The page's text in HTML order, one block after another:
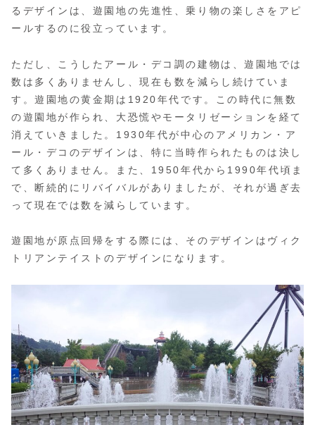
るデザインは、遊園地の先進性、乗り物の楽しさをアピ
ールするのに役立っています。
ただし、こうしたアール・デコ調の建物は、遊園地では
数は多くありませんし、現在も数を減らし続けていま
す。遊園地の黄金期は1920年代です。この時代に無数
の遊園地が作られ、大恐慌やモータリゼーションを経て
消えていきました。1930年代が中心のアメリカン・ア
ール・デコのデザインは、特に当時作られたものは決し
て多くありません。また、1950年代から1990年代頃ま
で、断続的にリバイバルがありましたが、それが過ぎ去
って現在では数を減らしています。
遊園地が原点回帰をする際には、そのデザインはヴィク
トリアンテイストのデザインになります。